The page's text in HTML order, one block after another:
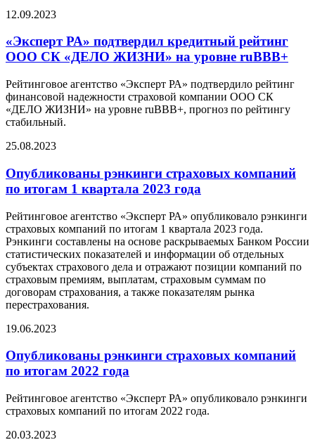
12.09.2023
«Эксперт РА» подтвердил кредитный рейтинг
ООО СК «ДЕЛО ЖИЗНИ» на уровне ruBBB+
Рейтинговое агентство «Эксперт РА» подтвердило рейтинг
финансовой надежности страховой компании ООО СК
«ДЕЛО ЖИЗНИ» на уровне ruBBB+, прогноз по рейтингу
стабильный.
25.08.2023
Опубликованы рэнкинги страховых компаний
по итогам 1 квартала 2023 года
Рейтинговое агентство «Эксперт РА» опубликовало рэнкинги
страховых компаний по итогам 1 квартала 2023 года.
Рэнкинги составлены на основе раскрываемых Банком России
статистических показателей и информации об отдельных
субъектах страхового дела и отражают позиции компаний по
страховым премиям, выплатам, страховым суммам по
договорам страхования, а также показателям рынка
перестрахования.
19.06.2023
Опубликованы рэнкинги страховых компаний
по итогам 2022 года
Рейтинговое агентство «Эксперт РА» опубликовало рэнкинги
страховых компаний по итогам 2022 года.
20.03.2023